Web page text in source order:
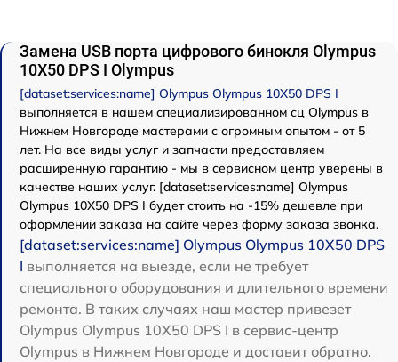
Замена USB порта цифрового бинокля Olympus
10X50 DPS I Olympus
[dataset:services:name] Olympus Olympus 10X50 DPS I
выполняется в нашем специализированном сц Olympus в
Нижнем Новгороде мастерами с огромным опытом - от 5
лет. На все виды услуг и запчасти предоставляем
расширенную гарантию - мы в сервисном центр уверены в
качестве наших услуг. [dataset:services:name] Olympus
Olympus 10X50 DPS I будет стоить на -15% дешевле при
оформлении заказа на сайте через форму заказа звонка.
[dataset:services:name] Olympus Olympus 10X50 DPS
I выполняется на выезде, если не требует
специального оборудования и длительного времени
ремонта. В таких случаях наш мастер привезет
Olympus Olympus 10X50 DPS I в сервис-центр
Olympus в Нижнем Новгороде и доставит обратно.